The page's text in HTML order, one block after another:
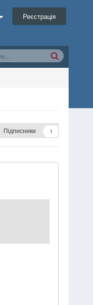
Реєстрація
Підписники 1